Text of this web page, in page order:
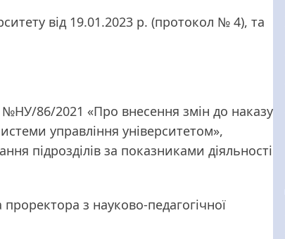
від 19.01.2023 р. (протокол № 4), та
№НУ/86/2021 «Про внесення змін до наказу
управління університетом»,
підрозділів за показниками діяльності
з науково-педагогічної